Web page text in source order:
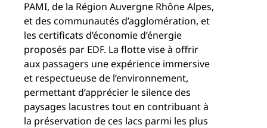
PAMI, de la Région Auvergne Rhône Alpes,
et des communautés d’agglomération, et
les certificats d’économie d’énergie
proposés par EDF. La flotte vise à offrir
aux passagers une expérience immersive
et respectueuse de l’environnement,
permettant d’apprécier le silence des
paysages lacustres tout en contribuant à
la préservation de ces lacs parmi les plus